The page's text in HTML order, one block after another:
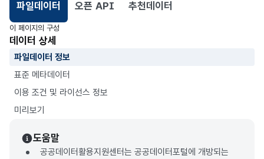
파일데이터
선택됨
오픈 API 추천데이터
이 페이지의 구성
데이터 상세
파일데이터 정보
표준 메타데이터
이용 조건 및 라이선스 정보
미리보기
도움말
공공데이터활용지원센터는 공공데이터포털에 개방되는